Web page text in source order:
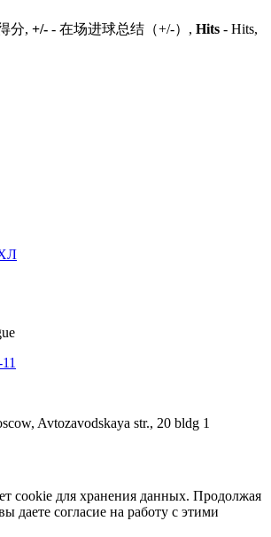
分, +/- - 在场进球总结（+/-）, Hits - Hits,
Avtozavodskaya str., 20 bldg 1
cookie для хранения данных. Продолжая
даете согласие на работу с этими